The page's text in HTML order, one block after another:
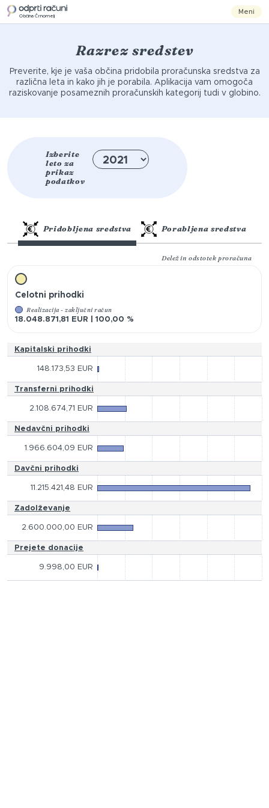
Občina Črnomelj
Meni
Razrez sredstev
Preverite, kje je vaša občina pridobila proračunska sredstva za
različna leta in kako jih je porabila. Aplikacija vam omogoča
raziskovanje posameznih proračunskih kategorij tudi v globino.
Izberite
leto za
prikaz
podatkov
Pridobljena sredstva Porabljena sredstva
Delež in odstotek proračuna
Celotni prihodki
Realizacija - zaključni račun
18.048.871,81 EUR | 100,00 %
Kapitalski prihodki
148.173,53 EUR
Transferni prihodki
2.108.674,71 EUR
Nedavčni prihodki
1.966.604,09 EUR
Davčni prihodki
11.215.421,48 EUR
Zadolževanje
2.600.000,00 EUR
Prejete donacije
9.998,00 EUR